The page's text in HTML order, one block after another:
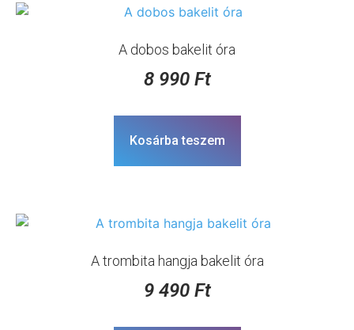
A dobos bakelit óra
8 990 Ft
Kosárba teszem
A trombita hangja bakelit óra
9 490 Ft